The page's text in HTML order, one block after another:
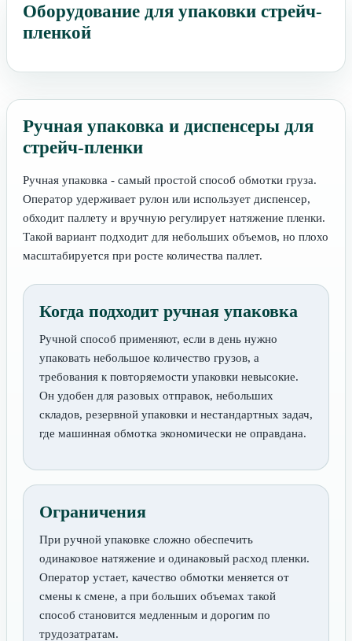
Оборудование для упаковки стрейч-
пленкой
Ручная упаковка и диспенсеры для
стрейч-пленки
Ручная упаковка - самый простой способ обмотки груза.
Оператор удерживает рулон или использует диспенсер,
обходит паллету и вручную регулирует натяжение пленки.
Такой вариант подходит для небольших объемов, но плохо
масштабируется при росте количества паллет.
Когда подходит ручная упаковка
Ручной способ применяют, если в день нужно
упаковать небольшое количество грузов, а
требования к повторяемости упаковки невысокие.
Он удобен для разовых отправок, небольших
складов, резервной упаковки и нестандартных задач,
где машинная обмотка экономически не оправдана.
Ограничения
При ручной упаковке сложно обеспечить
одинаковое натяжение и одинаковый расход пленки.
Оператор устает, качество обмотки меняется от
смены к смене, а при больших объемах такой
способ становится медленным и дорогим по
трудозатратам.